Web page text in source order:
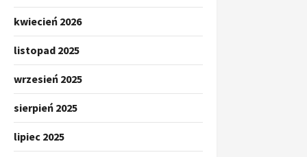
kwiecień 2026
listopad 2025
wrzesień 2025
sierpień 2025
lipiec 2025